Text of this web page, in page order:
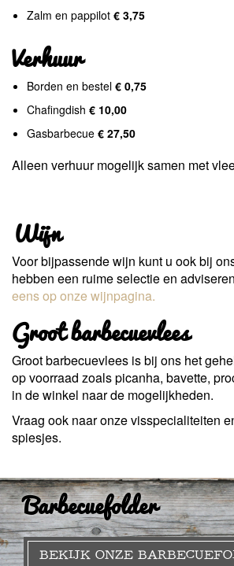
Zalm en pappilot€ 3,75
Verhuur
Borden en bestel€ 0,75
Chafingdish€ 10,00
Gasbarbecue€ 27,50
Alleen verhuur mogelijk samen met
Wijn
Voor bijpassende wijn kunt u ook bij
hebben een ruime selectie en
eens op onze wijnpagina.
Groot barbecuevlees
Groot barbecuevlees is bij ons het
op voorraad zoals picanha, bavette,
in de winkel naar de mogelijkheden.
Vraag ook naar onze visspecialiteiten
spiesjes.
Barbecuefolder
BEKIJK ONZE